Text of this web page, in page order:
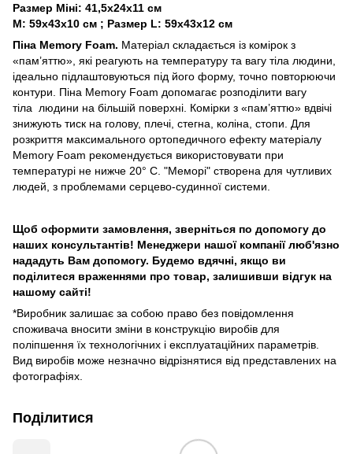
Размер Міні: 41,5х24х11 см
M: 59х43х10 см ; Размер L: 59х43х12 см
Піна Memory Foam. Матеріал складається із комірок з
«пам’яттю», які реагують на температуру та вагу тіла людини,
ідеально підлаштовуються під його форму, точно повторюючи
контури. Піна Memory Foam допомагає розподілити вагу
тіла людини на більшій поверхні. Комірки з «пам’яттю» вдвічі
знижують тиск на голову, плечі, стегна, коліна, стопи. Для
розкриття максимального ортопедичного ефекту матеріалу
Memory Foam рекомендується використовувати при
температурі не нижче 20° С. "Меморі" створена для чутливих
людей, з проблемами серцево-судинної системи.
Щоб оформити замовлення, зверніться по допомогу до
наших консультантів! Менеджери нашої компанії люб'язно
нададуть Вам допомогу. Будемо вдячні, якщо ви
поділитеся враженнями про товар, залишивши відгук на
нашому сайті!
*Виробник залишає за собою право без повідомлення
споживача вносити зміни в конструкцію виробів для
поліпшення їх технологічних і експлуатаційних параметрів.
Вид виробів може незначно відрізнятися від представлених на
фотографіях.
Поділитися